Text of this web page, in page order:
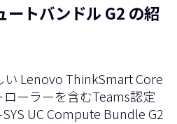
ートバンドル G2 の紹
い Lenovo ThinkSmart Core
ーラーを含むTeams認定
UC Compute Bundle G2